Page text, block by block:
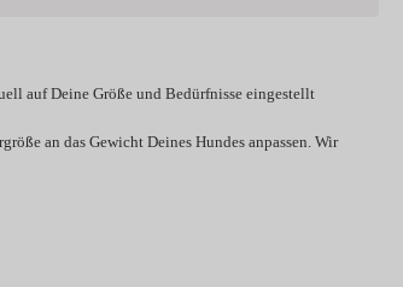
auf Deine Größe und Bedürfnisse eingestellt
an das Gewicht Deines Hundes anpassen. Wir